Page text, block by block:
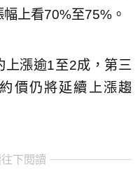
上看70%至75%。
上漲逾1至2成，第三
價仍將延續上漲趨
下閱讀